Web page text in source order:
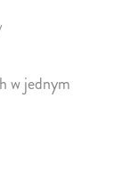
w jednym